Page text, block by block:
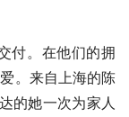
付。在他们的拥
。来自上海的陈
的她一次为家人